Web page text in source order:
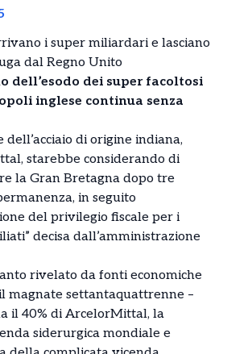
i super miliardari e lasciano
dal Regno Unito
dell’esodo dei super facoltosi
inglese continua senza
dell’acciaio di origine indiana,
starebbe considerando di
la Gran Bretagna dopo tre
in seguito
del privilegio fiscale per i
decisa dall’amministrazione
rivelato da fonti economiche
magnate settantaquattrenne –
il 40% di ArcelorMittal, la
siderurgica mondiale e